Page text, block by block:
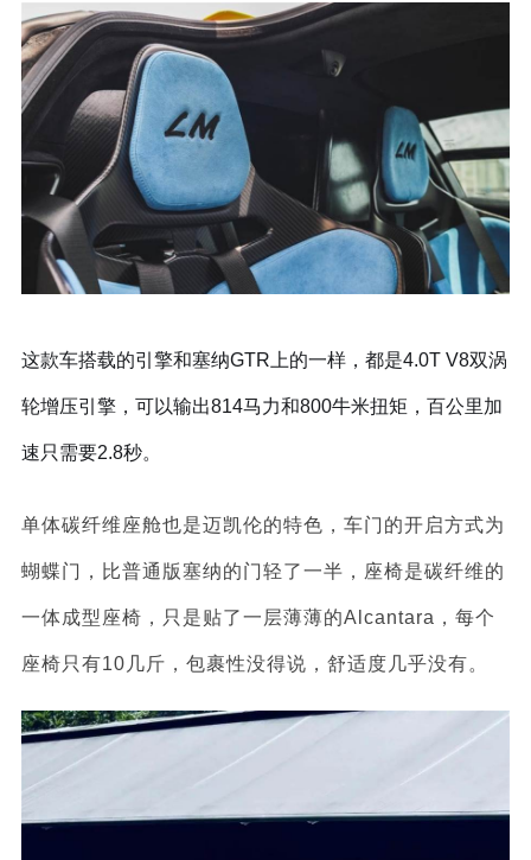
这款车搭载的引擎和塞纳GTR上的一样，都是4.0T V8双涡
轮增压引擎，可以输出814马力和800牛米扭矩，百公里加
速只需要2.8秒。
单体碳纤维座舱也是迈凯伦的特色，车门的开启方式为
蝴蝶门，比普通版塞纳的门轻了一半，座椅是碳纤维的
一体成型座椅，只是贴了一层薄薄的Alcantara，每个
座椅只有10几斤，包裹性没得说，舒适度几乎没有。